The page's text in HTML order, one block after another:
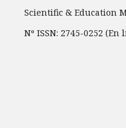
Scientific & Education
Nº ISSN: 2745-0252 (En